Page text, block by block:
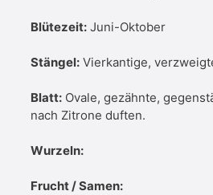
Blütezeit: Juni-Oktober
Stängel: Vierkantige,
Blatt: Ovale, gezähnte,
nach Zitrone duften.
Wurzeln:
Frucht / Samen: